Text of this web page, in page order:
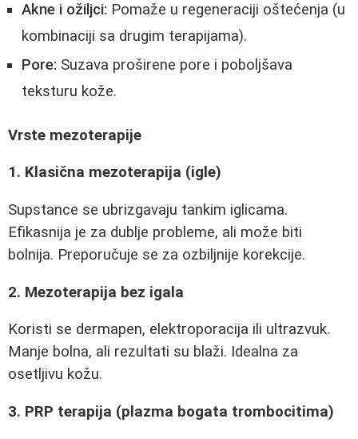
Akne i ožiljci: Pomaže u regeneraciji oštećenja (u
kombinaciji sa drugim terapijama).
Pore: Suzava proširene pore i poboljšava
teksturu kože.
Vrste mezoterapije
1. Klasična mezoterapija (igle)
Supstance se ubrizgavaju tankim iglicama.
Efikasnija je za dublje probleme, ali može biti
bolnija. Preporučuje se za ozbiljnije korekcije.
2. Mezoterapija bez igala
Koristi se dermapen, elektroporacija ili ultrazvuk.
Manje bolna, ali rezultati su blaži. Idealna za
osetljivu kožu.
3. PRP terapija (plazma bogata trombocitima)